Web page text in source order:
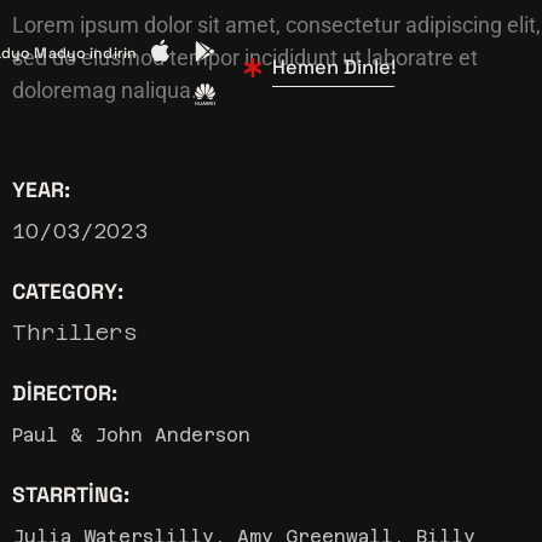
Madyo indirin
Hemen Dinle!
Lorem ipsum dolor sit amet, consectetur adipiscing elit,
sed do eiusmod tempor incididunt ut laboratre et
doloremag naliqua.
YEAR:
10/03/2023
CATEGORY:
Thrillers
DIRECTOR:
Paul & John Anderson
STARRTING:
Julia Waterslilly, Amy Greenwall, Billy